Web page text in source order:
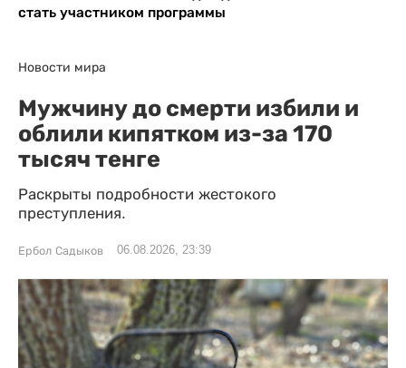
стать участником программы
Новости мира
Мужчину до смерти избили и
облили кипятком из-за 170
тысяч тенге
Раскрыты подробности жестокого
преступления.
Ербол Садыков 06.08.2026, 23:39